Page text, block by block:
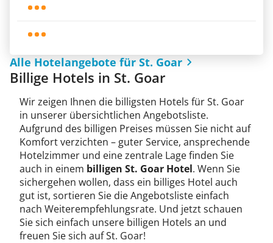
Alle Hotelangebote für St. Goar
Billige Hotels in St. Goar
Wir zeigen Ihnen die billigsten Hotels für St. Goar
in unserer übersichtlichen Angebotsliste.
Aufgrund des billigen Preises müssen Sie nicht auf
Komfort verzichten – guter Service, ansprechende
Hotelzimmer und eine zentrale Lage finden Sie
auch in einem billigen St. Goar Hotel. Wenn Sie
sichergehen wollen, dass ein billiges Hotel auch
gut ist, sortieren Sie die Angebotsliste einfach
nach Weiterempfehlungsrate. Und jetzt schauen
Sie sich einfach unsere billigen Hotels an und
freuen Sie sich auf St. Goar!